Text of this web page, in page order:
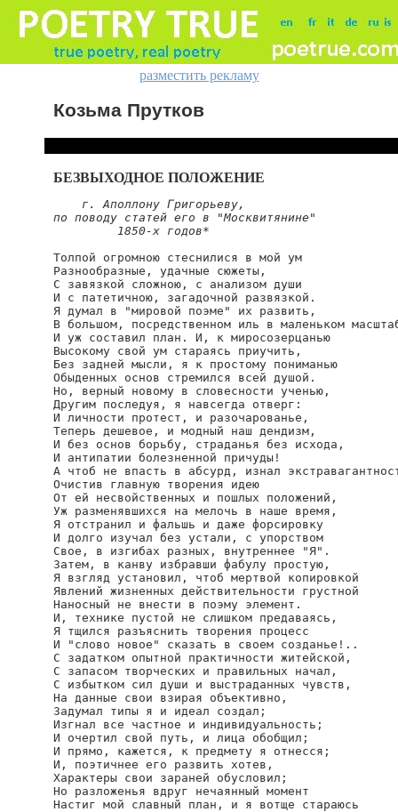
разместить рекламу
Козьма Прутков
БЕЗВЫХОДНОЕ ПОЛОЖЕНИЕ
г. Аполлону Григорьеву,
по поводу статей его в "Москвитянине"
         1850-х годов*
Толпой огромною стеснилися в мой ум
Разнообразные, удачные сюжеты,
С завязкой сложною, с анализом души
И с патетичною, загадочной развязкой.
Я думал в "мировой поэме" их развить,
В большом, посредственном иль в маленьком
И уж составил план. И, к миросозерцанью
Высокому свой ум стараясь приучить,
Без задней мысли, я к простому пониманью
Обыденных основ стремился всей душой.
Но, верный новому в словесности ученью,
Другим последуя, я навсегда отверг:
И личности протест, и разочарованье,
Теперь дешевое, и модный наш дендизм,
И без основ борьбу, страданья без исхода,
И антипатии болезненной причуды!
А чтоб не впасть в абсурд, изнал
Очистив главную творения идею
От ей несвойственных и пошлых положений,
Уж разменявшихся на мелочь в наше время,
Я отстранил и фальшь и даже форсировку
И долго изучал без устали, с упорством
Свое, в изгибах разных, внутреннее "Я".
Затем, в канву избравши фабулу простую,
Я взгляд установил, чтоб мертвой копировкой
Явлений жизненных действительности грустной
Наносный не внести в поэму элемент.
И, технике пустой не слишком предаваясь,
Я тщился разъяснить творения процесс
И "слово новое" сказать в своем созданье!..
С задатком опытной практичности житейской,
С запасом творческих и правильных начал,
С избытком сил души и выстраданных чувств,
На данные свои взирая объективно,
Задумал типы я и идеал создал;
Изгнал все частное и индивидуальность;
И очертил свой путь, и лица обобщил;
И прямо, кажется, к предмету я отнесся;
И, поэтичнее его развить хотев,
Характеры свои зараней обусловил;
Но разложенья вдруг нечаянный момент
Настиг мой славный план, и я вотще стараюсь